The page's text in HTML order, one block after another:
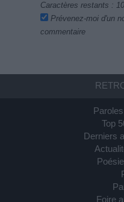
Caractères restants :
Prévenez-moi d'un
commentaire
Top
Derniers
Foire